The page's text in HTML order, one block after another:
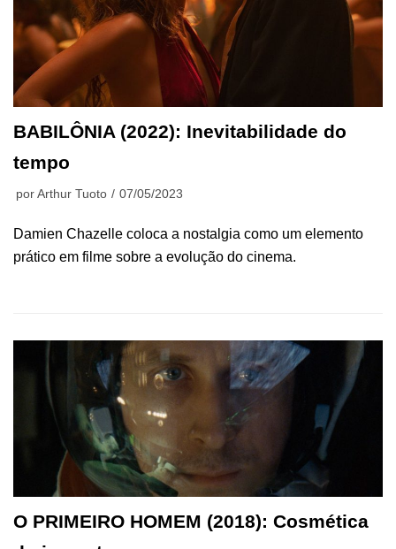
BABILÔNIA (2022): Inevitabilidade do
tempo
por Arthur Tuoto 07/05/2023
Damien Chazelle coloca a nostalgia como um elemento
prático em filme sobre a evolução do cinema.
O PRIMEIRO HOMEM (2018): Cosmética